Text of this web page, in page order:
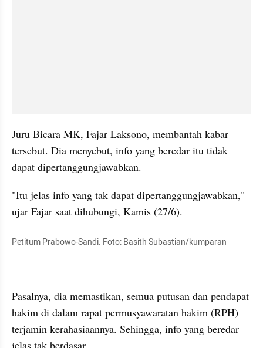
Juru Bicara MK, Fajar Laksono, membantah kabar
tersebut. Dia menyebut, info yang beredar itu tidak
dapat dipertanggungjawabkan.
"Itu jelas info yang tak dapat dipertanggungjawabkan,"
ujar Fajar saat dihubungi, Kamis (27/6).
Petitum Prabowo-Sandi. Foto: Basith Subastian/kumparan
Pasalnya, dia memastikan, semua putusan dan pendapat
hakim di dalam rapat permusyawaratan hakim (RPH)
terjamin kerahasiaannya. Sehingga, info yang beredar
jelas tak berdasar.